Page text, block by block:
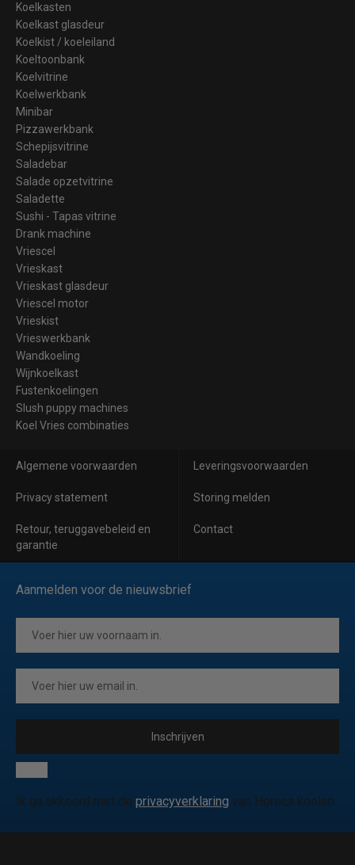
Koelkasten
Koelkast glasdeur
Koelkist / koeleiland
Koeltoonbank
Koelvitrine
Koelwerkbank
Minibar
Pizzawerkbank
Schepijsvitrine
Saladebar
Salade opzetvitrine
Saladette
Sushi - Tapas vitrine
Drank machine
Vriescel
Vrieskast
Vrieskast glasdeur
Vriescel motor
Vrieskist
Vrieswerkbank
Wandkoeling
Wijnkoelkast
Fustenkoelingen
Slush puppy machines
Koel Vries combinaties
Algemene voorwaarden Leveringsvoorwaarden
Privacy statement Storing melden
Retour, teruggavebeleid en
garantie
Contact
Aanmelden voor de nieuwsbrief
Inschrijven
Ik ga akkoord met de privacyverklaring van Horeca koelen